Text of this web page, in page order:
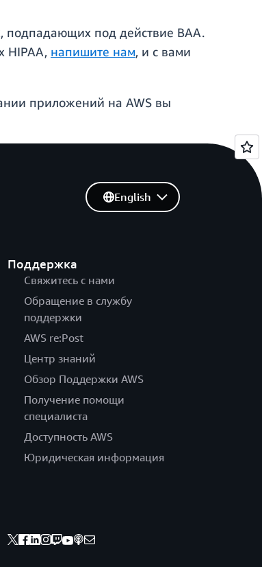
подпадающих под действие BAA.
HIPAA, напишите нам, и с вами
приложений на AWS вы
Поддержка
Свяжитесь с нами
Обращение в службу
поддержки
AWS re:Post
Центр знаний
Обзор Поддержки AWS
Получение помощи
специалиста
Доступность AWS
Юридическая информация
English